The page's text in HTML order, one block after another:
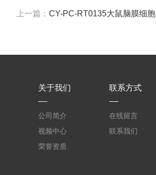
上一篇： CY-PC-RT0135大鼠脑膜细胞
关于我们
公司简介
视频中心
荣誉资质
联系方式
在线留言
联系我们